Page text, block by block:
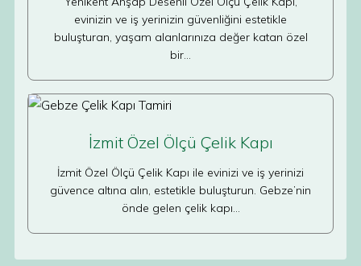
evinizin ve iş yerinizin güvenliğini estetikle
buluşturan, yaşam alanlarınıza değer katan özel
bir…
İzmit Özel Ölçü Çelik Kapı
İzmit Özel Ölçü Çelik Kapı ile evinizi ve iş yerinizi
güvence altına alın, estetikle buluşturun. Gebze’nin
önde gelen çelik kapı…